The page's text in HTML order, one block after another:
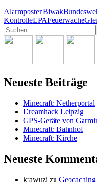
AlarmpostenBiwak
KontrolleEPAFeuerwache
Suchen
nach:
Neueste Beiträge
Minecraft: Netherportal
Dreamhack Leipzig
GPS-Geräte von
Minecraft: Bahnhof
Minecraft: Kirche
Neueste
krawuzi zu